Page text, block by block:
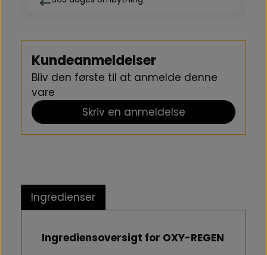
fornyelse.
Kundeanmeldelser
Bliv den første til at anmelde denne
vare
Skriv en anmeldelse
Ingredienser
Ingrediensoversigt for OXY-REGEN